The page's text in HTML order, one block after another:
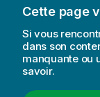
Cette page
Si vous
dans son
manquante ou
savoir.